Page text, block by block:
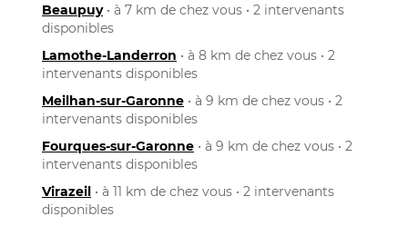
Beaupuy• à 7 km de chez vous • 2 intervenants
disponibles
Lamothe-Landerron • à 8 km de chez vous • 2
intervenants disponibles
Meilhan-sur-Garonne • à 9 km de chez vous • 2
intervenants disponibles
Fourques-sur-Garonne • à 9 km de chez vous • 2
intervenants disponibles
Virazeil • à 11 km de chez vous • 2 intervenants
disponibles